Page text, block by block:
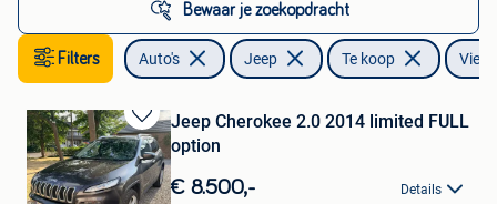
Bewaar je zoekopdracht
Filters Auto's Jeep Te koop
Bewaren
in
Mijn
Favorieten
Jeep Cherokee 2.0 2014 limited FULL
option
€ 8.500,- Details